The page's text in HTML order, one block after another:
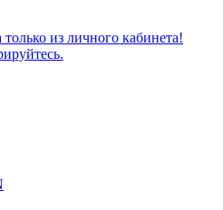
из личного кабинета!